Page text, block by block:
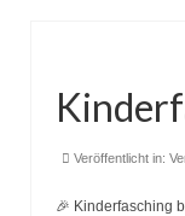
Unser Ort
Veröffentlicht in:
🎉 Kinderfasching